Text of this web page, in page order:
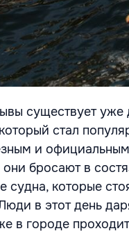
существует
стал
и
бросают в
которые
в этот день
в городе